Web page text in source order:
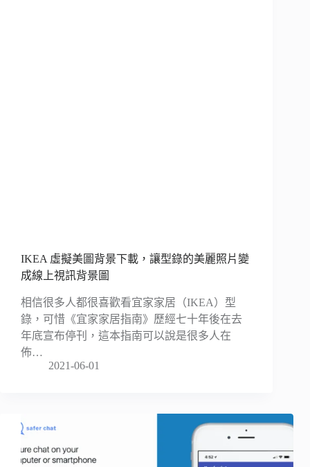
IKEA 虛擬美圖背景下載，讓型錄的美麗照片變
成線上視訊背景圖
相信很多人都很喜歡看宜家家居（IKEA）型
錄，可惜《宜家家居指南》歷經七十年後在去
年底宣布停刊，這本指南可以說是很多人在
佈…
2021-06-01